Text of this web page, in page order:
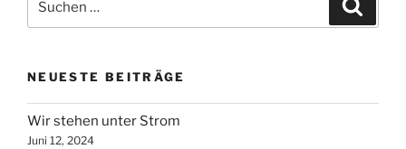
nach:
NEUESTE BEITRÄGE
Wir stehen unter Strom
Juni 12, 2024